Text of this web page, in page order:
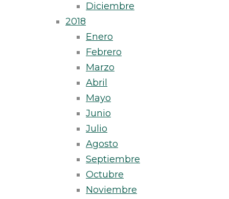
Diciembre
2018
Enero
Febrero
Marzo
Abril
Mayo
Junio
Julio
Agosto
Septiembre
Octubre
Noviembre